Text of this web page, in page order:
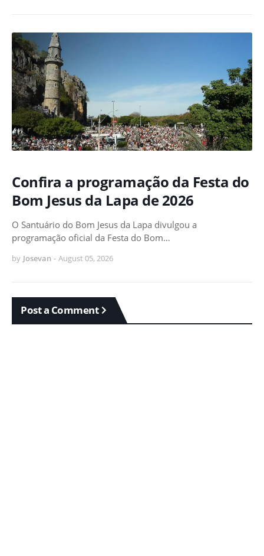
Confira a programação da Festa do
Bom Jesus da Lapa de 2026
O Santuário do Bom Jesus da Lapa divulgou a
programação oficial da Festa do Bom…
by Josevan - August 05, 2026
Post a Comment